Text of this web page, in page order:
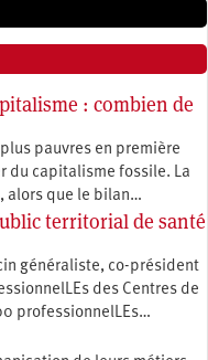
: combien de
pauvres en première
du capitalisme fossile. La
alors que le bilan…
territorial de santé
généraliste, co-président
des Centres de
professionnelLEs…